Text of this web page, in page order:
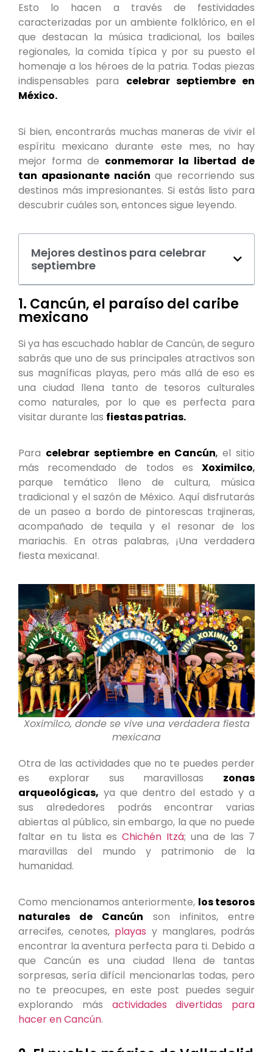
Esto lo hacen a través de festividades
caracterizadas por un ambiente folklórico, en el
que destacan la música tradicional, los bailes
regionales, la comida típica y por su puesto el
homenaje a los héroes de la patria. Todas piezas
indispensables para celebrar septiembre en
México.
Si bien, encontrarás muchas maneras de vivir el
espíritu mexicano durante este mes, no hay
mejor forma de conmemorar la libertad de
tan apasionante nación que recorriendo sus
destinos más impresionantes. Si estás listo para
descubrir cuáles son, entonces sigue leyendo.
Mejores destinos para celebrar
septiembre
1. Cancún, el paraíso del caribe
mexicano
Si ya has escuchado hablar de Cancún, de seguro
sabrás que uno de sus principales atractivos son
sus magníficas playas, pero más allá de eso es
una ciudad llena tanto de tesoros culturales
como naturales, por lo que es perfecta para
visitar durante las fiestas patrias.
Para celebrar septiembre en Cancún, el sitio
más recomendado de todos es Xoximilco,
parque temático lleno de cultura, música
tradicional y el sazón de México. Aquí disfrutarás
de un paseo a bordo de pintorescas trajineras,
acompañado de tequila y el resonar de los
mariachis. En otras palabras, ¡Una verdadera
fiesta mexicana!.
Xoximilco, donde se vive una verdadera fiesta
mexicana
Otra de las actividades que no te puedes perder
es explorar sus maravillosas zonas
arqueológicas, ya que dentro del estado y a
sus alrededores podrás encontrar varias
abiertas al público, sin embargo, la que no puede
faltar en tu lista es Chichén Itzá; una de las 7
maravillas del mundo y patrimonio de la
humanidad.
Como mencionamos anteriormente, los tesoros
naturales de Cancún son infinitos, entre
arrecifes, cenotes, playas y manglares, podrás
encontrar la aventura perfecta para ti. Debido a
que Cancún es una ciudad llena de tantas
sorpresas, sería difícil mencionarlas todas, pero
no te preocupes, en este post puedes seguir
explorando más actividades divertidas para
hacer en Cancún.